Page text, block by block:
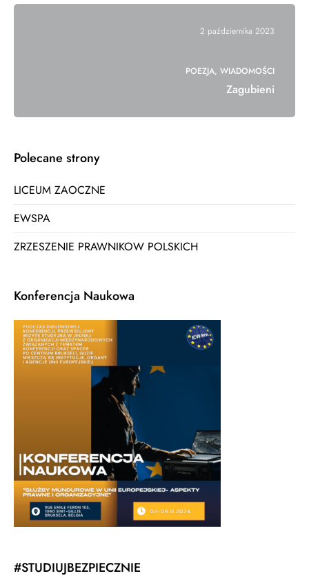
2 października 2023
POEZJA WIADOMOŚCI
Zagubieni
Polecane strony
LICEUM ZAOCZNE
EWSPA
ZRZESZENIE PRAWNIKOW POLSKICH
Konferencja Naukowa
#STUDIUJBEZPIECZNIE